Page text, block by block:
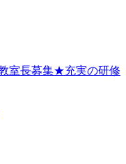
室長募集★充実の研修